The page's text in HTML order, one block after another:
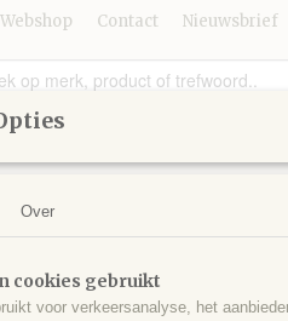
Webshop Contact Nieuwsbrief
>Ronde steentjes nr 161
steentjes
Over
cookies gebruikt
voor verkeersanalyse, het